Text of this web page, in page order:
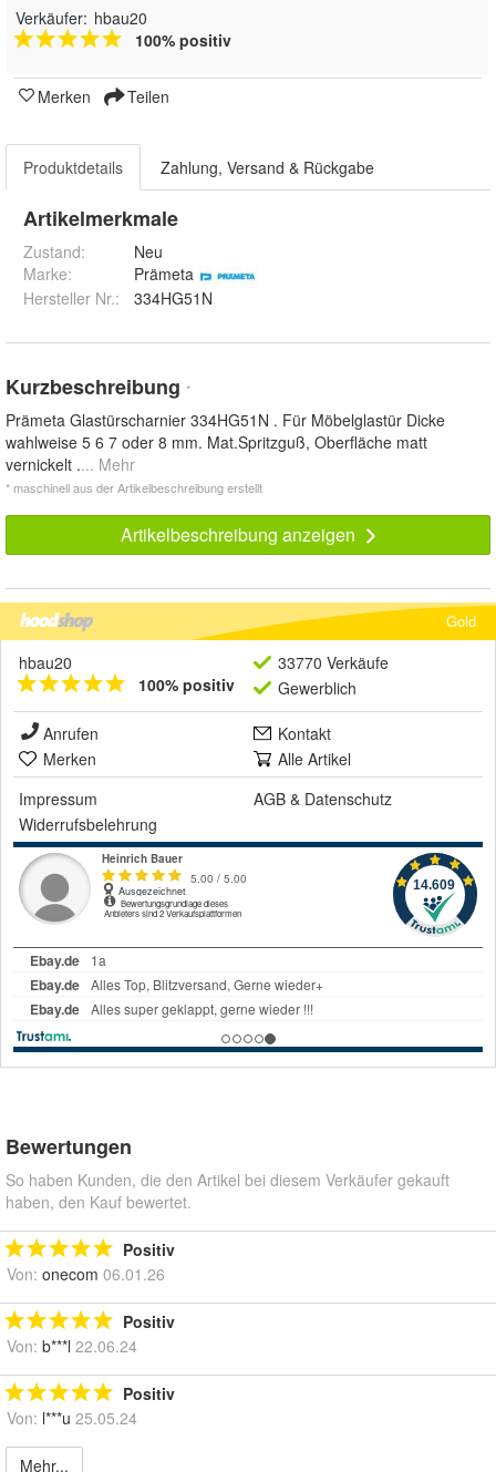
Verkäufer: hbau20
100% positiv
Merken Teilen
Produktdetails Zahlung, Versand & Rückgabe
Artikelmerkmale
Zustand:
Neu
Marke:
Prämeta
Hersteller Nr.:
334HG51N
Kurzbeschreibung *
Prämeta Glastürscharnier 334HG51N . Für Möbelglastür Dicke
wahlweise 5 6 7 oder 8 mm. Mat.Spritzguß, Oberfläche matt
vernickelt .... Mehr
* maschinell aus der Artikelbeschreibung erstellt
Artikelbeschreibung anzeigen
Gold
hbau20
100% positiv
33770 Verkäufe
Gewerblich
Anrufen
Kontakt
Merken
Alle Artikel
Impressum
AGB & Datenschutz
Widerrufsbelehrung
Bewertungen
So haben Kunden, die den Artikel bei diesem Verkäufer gekauft
haben, den Kauf bewertet.
Positiv
Von: onecom 06.01.26
Positiv
Von: b***l 22.06.24
Positiv
Von: l***u 25.05.24
Mehr...